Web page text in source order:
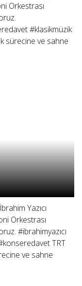
Orkestrası
#klasikmüzik
sürecine ve sahne
Yazıcı
Orkestrası
#ibrahimyazıcı
TRT
ve sahne